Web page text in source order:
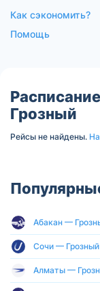
Как сэкономить?
Помощь
Грозный
Рейсы не найдены.
Абакан —
Сочи — Грозный
Алматы —